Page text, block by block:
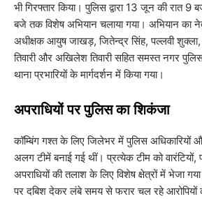
भी गिरफ्तार किया। पुलिस द्वारा 13 जून की रात
बजे तक विशेष अभियान चलाया गया। अभियान का
अधीक्षक आयुष जाखड़, जितेन्द्र सिंह, पल्लवी शुक्ला,
तिवारी और अखिलेश तिवारी सहित समस्त नगर
थाना प्रभारियों के मार्गदर्शन में किया गया।
​अपराधियों पर पुलिस का शिकंजा
​कॉम्बिंग गश्त के लिए जिलेभर में पुलिस अधिकारियों
अलग टीमें बनाई गई थीं। प्रत्येक टीम को वारंटियों,
अपराधियों की तलाश के लिए विशेष क्षेत्रों में भेजा
पर दबिश देकर लंबे समय से फरार चल रहे आरोपियों